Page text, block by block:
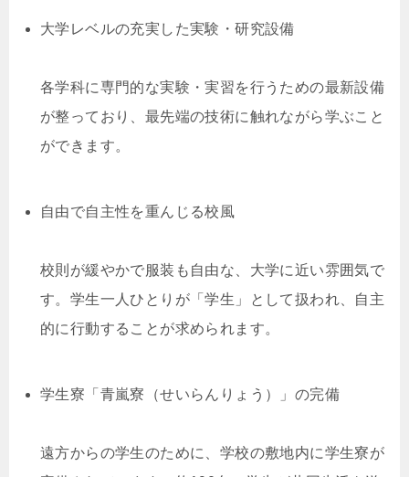
大学レベルの充実した実験・研究設備
各学科に専門的な実験・実習を行うための最新設備
が整っており、最先端の技術に触れながら学ぶこと
ができます。
自由で自主性を重んじる校風
校則が緩やかで服装も自由な、大学に近い雰囲気で
す。学生一人ひとりが「学生」として扱われ、自主
的に行動することが求められます。
学生寮「青嵐寮（せいらんりょう）」の完備
遠方からの学生のために、学校の敷地内に学生寮が